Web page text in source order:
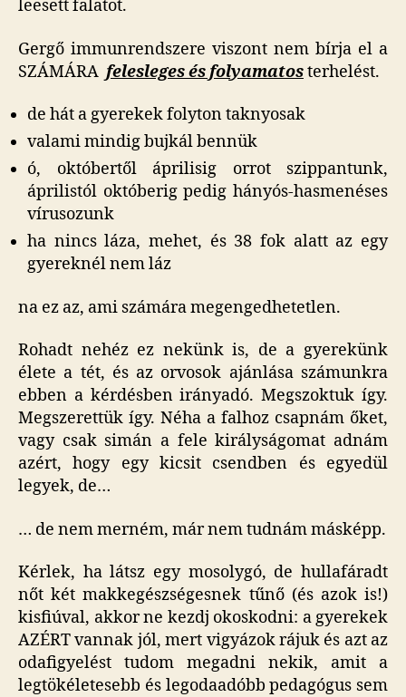
leesett falatot.
Gergő immunrendszere viszont nem bírja el a
SZÁMÁRA felesleges és folyamatosterhelést.
de hát a gyerekek folyton taknyosak
valami mindig bujkál bennük
ó, októbertől áprilisig orrot szippantunk,
áprilistól októberig pedig hányós-hasmenéses
vírusozunk
ha nincs láza, mehet, és 38 fok alatt az egy
gyereknél nem láz
na ez az, ami számára megengedhetetlen.
Rohadt nehéz ez nekünk is, de a gyerekünk
élete a tét, és az orvosok ajánlása számunkra
ebben a kérdésben irányadó. Megszoktuk így.
Megszerettük így. Néha a falhoz csapnám őket,
vagy csak simán a fele királyságomat adnám
azért, hogy egy kicsit csendben és egyedül
legyek, de…
… de nem merném, már nem tudnám másképp.
Kérlek, ha látsz egy mosolygó, de hullafáradt
nőt két makkegészségesnek tűnő (és azok is!)
kisfiúval, akkor ne kezdj okoskodni: a gyerekek
AZÉRT vannak jól, mert vigyázok rájuk és azt az
odafigyelést tudom megadni nekik, amit a
legtökéletesebb és legodaadóbb pedagógus sem